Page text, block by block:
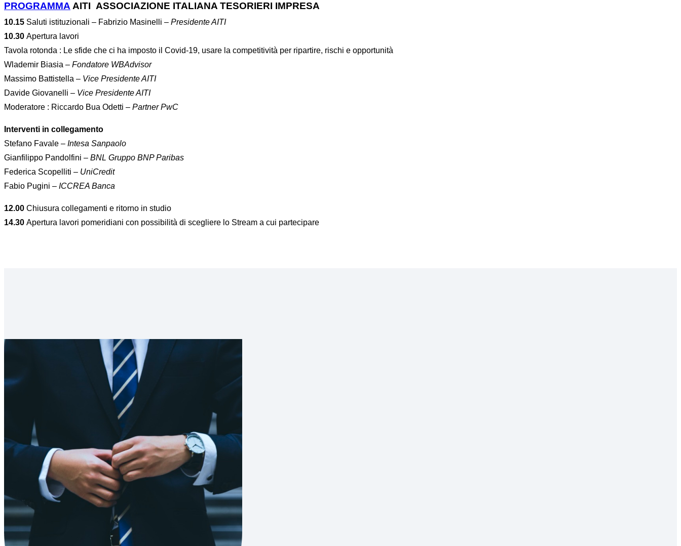
PROGRAMMA AITI ASSOCIAZIONE ITALIANA TESORIERI IMPRESA
10.15 Saluti istituzionali – Fabrizio Masinelli – Presidente AITI
10.30 Apertura lavori
Tavola rotonda : Le sfide che ci ha imposto il Covid-19, usare la competitività per ripartire, rischi e opportunità
Wlademir Biasia – Fondatore WBAdvisor
Massimo Battistella – Vice Presidente AITI
Davide Giovanelli – Vice Presidente AITI
Moderatore : Riccardo Bua Odetti – Partner PwC
Interventi in collegamento
Stefano Favale – Intesa Sanpaolo
Gianfilippo Pandolfini – BNL Gruppo BNP Paribas
Federica Scopelliti – UniCredit
Fabio Pugini – ICCREA Banca
12.00 Chiusura collegamenti e ritorno in studio
14.30 Apertura lavori pomeridiani con possibilità di scegliere lo Stream a cui partecipare